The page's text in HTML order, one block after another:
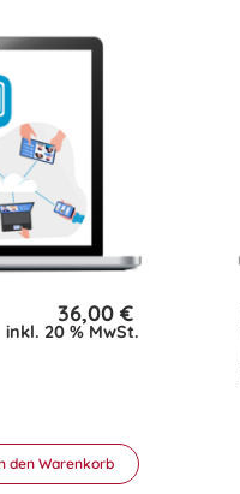
36,00€
inkl. 20 % MwSt.
den Warenkorb